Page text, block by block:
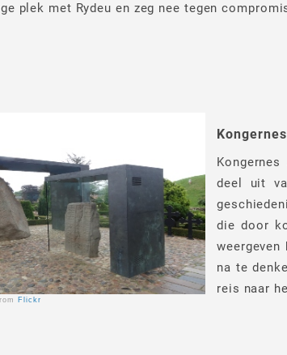
plek met Rydeu en zeg nee tegen
Flickr
deel uit
die door
na te
reis naar